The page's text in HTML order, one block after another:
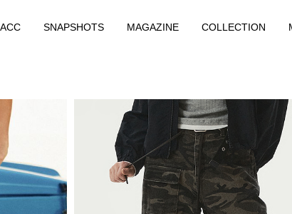
ACC SNAPSHOTS MAGAZINE COLLECTION